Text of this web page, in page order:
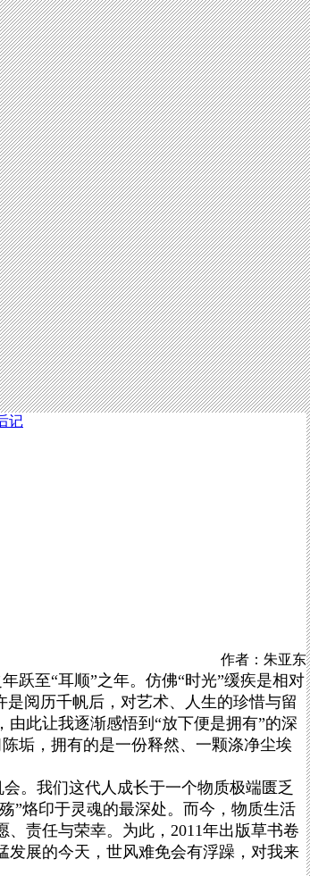
记
作者：朱亚东
至“耳顺”之年。仿佛“时光”缓疾是相对
阅历千帆后，对艺术、人生的珍惜与留
此让我逐渐感悟到“放下便是拥有”的深
垢，拥有的是一份释然、一颗涤净尘埃
。我们这代人成长于一个物质极端匮乏
”烙印于灵魂的最深处。而今，物质生活
责任与荣幸。为此，2011年出版草书卷
发展的今天，世风难免会有浮躁，对我来